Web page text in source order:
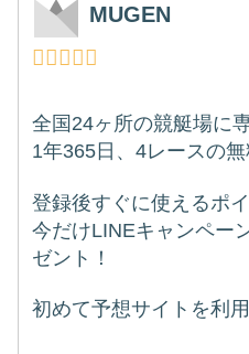
MUGEN
全国24ヶ所の競艇場に
1年365日、4レースの無
登録後すぐに使えるポ
今だけLINEキャンペー
ゼント！
初めて予想サイトを利